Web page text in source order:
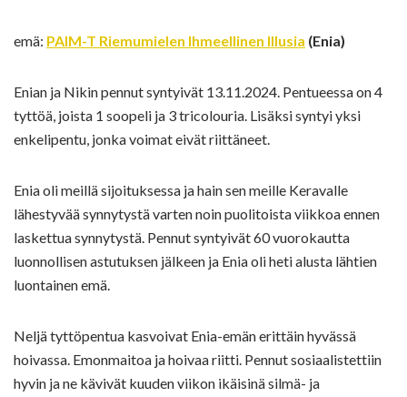
emä: PAIM-T Riemumielen Ihmeellinen Illusia (Enia)
Enian ja Nikin pennut syntyivät 13.11.2024. Pentueessa on 4
tyttöä, joista 1 soopeli ja 3 tricolouria. Lisäksi syntyi yksi
enkelipentu, jonka voimat eivät riittäneet.
Enia oli meillä sijoituksessa ja hain sen meille Keravalle
lähestyvää synnytystä varten noin puolitoista viikkoa ennen
laskettua synnytystä. Pennut syntyivät 60 vuorokautta
luonnollisen astutuksen jälkeen ja Enia oli heti alusta lähtien
luontainen emä.
Neljä tyttöpentua kasvoivat Enia-emän erittäin hyvässä
hoivassa. Emonmaitoa ja hoivaa riitti. Pennut sosiaalistettiin
hyvin ja ne kävivät kuuden viikon ikäisinä silmä- ja